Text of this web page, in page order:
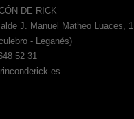
DE RICK
J. Manuel Matheo Luaces, 1
- Leganés)
52 31